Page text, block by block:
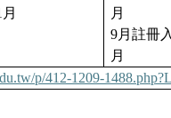
月
月
9月註冊
月
p/412-1209-